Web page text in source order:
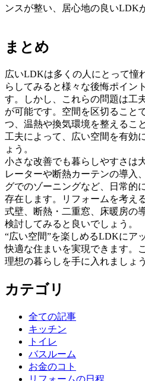
ンスが整い、居心地の良いLDK
まとめ
広いLDKは多くの人にとって憧
らしてみると様々な後悔ポイン
す。しかし、これらの問題は工
が可能です。空間を区切ること
つ、温熱や換気環境を整えるこ
工夫によって、広い空間を有効
ょう。
小さな改善でも暮らしやすさは
レーターや断熱カーテンの導入
グでのゾーニングなど、日常的
存在します。リフォームを考え
式壁、断熱・二重窓、床暖房の
検討してみると良いでしょう。
“広い空間”を楽しめるLDKにア
快適な住まいを実現できます。
理想の暮らしを手に入れましょう
カテゴリ
全ての記事
キッチン
トイレ
バスルーム
お金のコト
リフォームの日程